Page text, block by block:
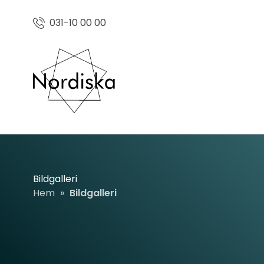
031-10 00 00
Bildgalleri
Hem » Bildgalleri